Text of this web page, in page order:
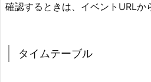
確認するときは、イベントURLか
タイムテーブル